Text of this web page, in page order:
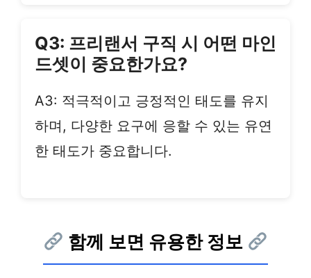
Q3: 프리랜서 구직 시 어떤 마인
드셋이 중요한가요?
A3: 적극적이고 긍정적인 태도를 유지
하며, 다양한 요구에 응할 수 있는 유연
한 태도가 중요합니다.
함께 보면 유용한 정보